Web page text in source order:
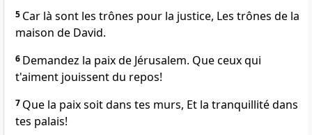
5 Car là sont les trônes pour la justice, Les trônes de la
maison de David.
6 Demandez la paix de Jérusalem. Que ceux qui
t'aiment jouissent du repos!
7 Que la paix soit dans tes murs, Et la tranquillité dans
tes palais!